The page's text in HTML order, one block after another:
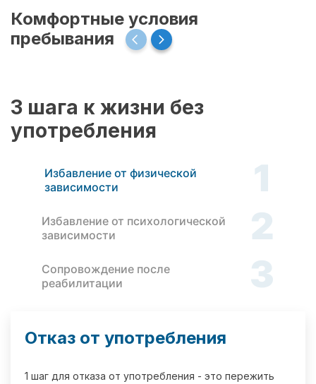
Комфортные условия
пребывания
3 шага к жизни без
употребления
Избавление от физической
зависимости
1
Избавление от психологической
зависимости
2
Сопровождение после
реабилитации
3
Отказ от употребления
1 шаг для отказа от употребления - это пережить